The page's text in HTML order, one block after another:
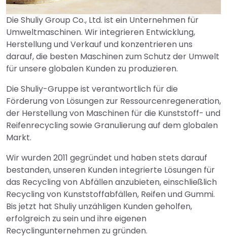
Die Shuliy Group Co., Ltd. ist ein Unternehmen für
Umweltmaschinen. Wir integrieren Entwicklung,
Herstellung und Verkauf und konzentrieren uns
darauf, die besten Maschinen zum Schutz der Umwelt
für unsere globalen Kunden zu produzieren.
Die Shuliy-Gruppe ist verantwortlich für die
Förderung von Lösungen zur Ressourcenregeneration,
der Herstellung von Maschinen für die Kunststoff- und
Reifenrecycling sowie Granulierung auf dem globalen
Markt.
Wir wurden 2011 gegründet und haben stets darauf
bestanden, unseren Kunden integrierte Lösungen für
das Recycling von Abfällen anzubieten, einschließlich
Recycling von Kunststoffabfällen, Reifen und Gummi.
Bis jetzt hat Shuliy unzähligen Kunden geholfen,
erfolgreich zu sein und ihre eigenen
Recyclingunternehmen zu gründen.